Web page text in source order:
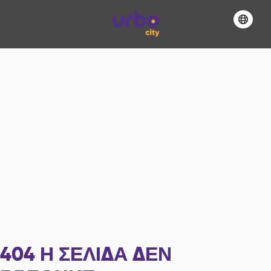
404 Η ΣΕΛΊΔΑ ΔΕΝ